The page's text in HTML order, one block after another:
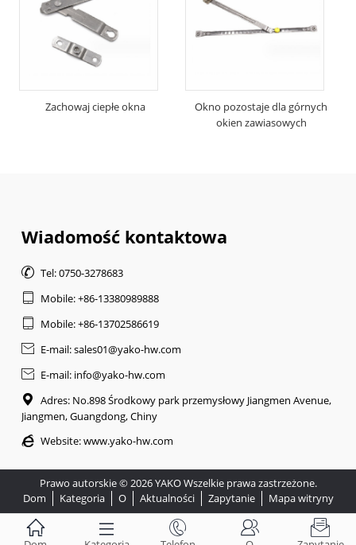
Zachowaj ciepłe okna
Okno pozostaje dla górnych
okien zawiasowych
Wiadomość kontaktowa
 Tel: 0750-3278683
 Mobile: +86-13380989888
 Mobile: +86-13702586619
 E-mail: sales01@yako-hw.com
 E-mail: info@yako-hw.com

Adres: No.898 Środkowy park przemysłowy Jiangmen Avenue,
Jiangmen, Guangdong, Chiny
 Website:www.yako-hw.com
Prawo autorskie © 2026 YAKO Wszelkie prawa zastrzeżone.
Dom
Kategoria O Aktualności Zapytanie Mapa witryny
    